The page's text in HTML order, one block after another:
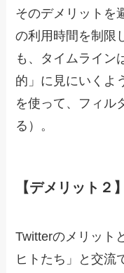
そのデメリットを
の利用時間を制限
も、タイムライン
的」に見にいくよ
を使って、フィル
る）。
【デメリット２
Twitterのメリット
ヒトたち」と交流